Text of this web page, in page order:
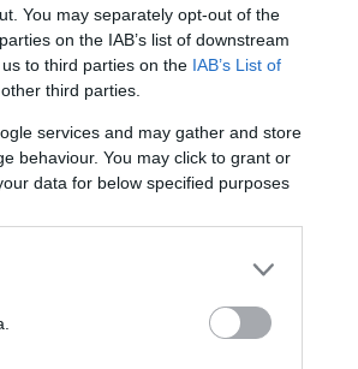
You may separately opt-out of the
on the IAB’s list of downstream
to third parties on the IAB’s List of
third parties.
services and may gather and store
behaviour. You may click to grant or
data for below specified purposes